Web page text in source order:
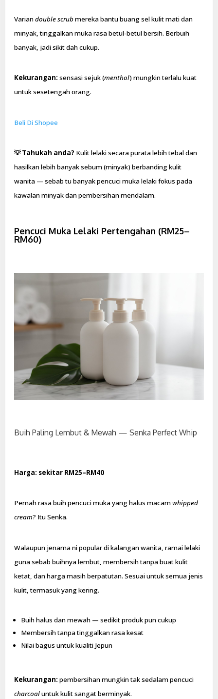
Variandouble scrubmereka bantu buang sel kulit mati dan
minyak, tinggalkan muka rasa betul-betul bersih. Berbuih
banyak, jadi sikit dah cukup.
Kekurangan: sensasi sejuk (menthol) mungkin terlalu kuat
untuk sesetengah orang.
Beli Di Shopee
💡 Tahukah anda? Kulit lelaki secara purata lebih tebal dan
hasilkan lebih banyak sebum (minyak) berbanding kulit
wanita — sebab tu banyak pencuci muka lelaki fokus pada
kawalan minyak dan pembersihan mendalam.
Pencuci Muka Lelaki Pertengahan (RM25–
RM60)
Buih Paling Lembut & Mewah — Senka Perfect Whip
Harga: sekitar RM25–RM40
Pernah rasa buih pencuci muka yang halus macamwhipped
cream? Itu Senka.
Walaupun jenama ni popular di kalangan wanita, ramai lelaki
guna sebab buihnya lembut, membersih tanpa buat kulit
ketat, dan harga masih berpatutan. Sesuai untuk semua jenis
kulit, termasuk yang kering.
Buih halus dan mewah — sedikit produk pun cukup
Membersih tanpa tinggalkan rasa kesat
Nilai bagus untuk kualiti Jepun
Kekurangan: pembersihan mungkin tak sedalam pencuci
charcoaluntuk kulit sangat berminyak.